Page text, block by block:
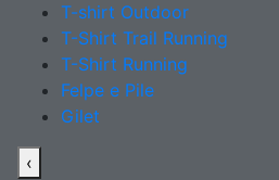
T-shirt Outdoor
T-Shirt Trail Running
T-Shirt Running
Felpe e Pile
Gilet
‹